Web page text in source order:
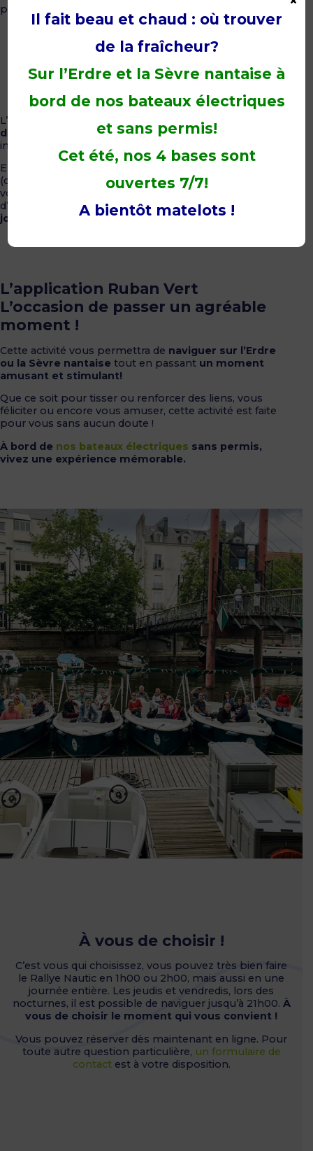
paniquez pas !
L’objectif est de marquer le plus de points et d’
dans le classement Ruban Vert,visible sur notre site
internet !
Entre chaque jeu, vous serez invités à
(de l’équipage, d’une personne, du paysage), photo que
vous pouvez accessoiriser. Vous disposez ainsi, à la fin,
d’ une fresque graphique comme souvenir de la
journée.
L’application Ruban Vert
L’occasion de passer un agréable
moment !
Cette activité vous permettra de naviguer sur l’Erdre
ou la Sèvre nantaise tout en passant un moment
amusant et stimulant!
Que ce soit pour tisser ou renforcer des liens, vous
féliciter ou encore vous amuser, cette activité est faite
pour vous sans aucun doute !
À bord de nos bateaux électriques sans permis,
vivez une expérience mémorable.
À vous de choisir !
C’est vous qui choisissez, vous pouvez très bien faire
le Rallye Nautic en 1h00 ou 2h00, mais aussi en une
journée entière. Les jeudis et vendredis, lors des
nocturnes, il est possible de naviguer jusqu’à 21h00. À
vous de choisir le moment qui vous convient !
Vous pouvez réserver dès maintenant en ligne. Pour
toute autre question particulière, un formulaire de
contactest à votre disposition.
Il fait beau et chaud : où trouver
de la fraîcheur?
Sur l’Erdre et la Sèvre nantaise à
bord de nos bateaux électriques
et sans permis!
Cet été, nos 4 bases sont
ouvertes 7/7!
A bientôt matelots !